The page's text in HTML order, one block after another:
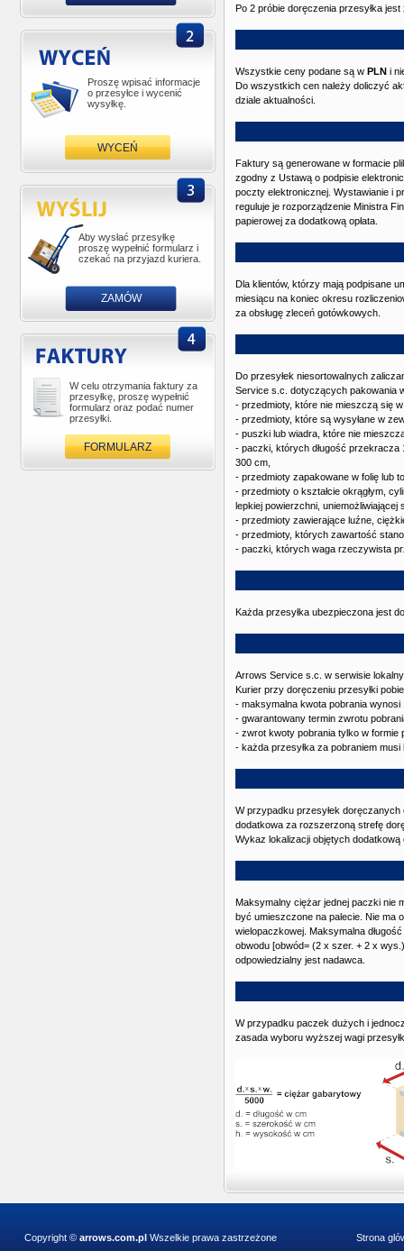
Proszę wpisać informacje
o przesyłce i wycenić
wysyłkę.
WYCEŃ
Aby wysłać przesyłkę
proszę wypełnić formularz i
czekać na przyjazd kuriera.
ZAMÓW
W celu otrzymania faktury za
przesyłkę, proszę wypełnić
formularz oraz podać numer
przesyłki.
FORMULARZ
Po 2 próbie doręczenia przesyłka
Wszystkie ceny podane są w PLN i
Do wszystkich cen należy doliczyć
dziale aktualności.
Faktury są generowane w formacie
zgodny z Ustawą o podpisie
poczty elektronicznej. Wystawianie i
reguluje je rozporządzenie Ministra
papierowej za dodatkową opłata.
Dla klientów, którzy mają podpisane
miesiącu na koniec okresu
za obsługę zleceń gotówkowych.
Do przesyłek niesortowalnych
Service s.c. dotyczących pakowania
- przedmioty, które nie mieszczą się
- przedmioty, które są wysyłane w
- puszki lub wiadra, które nie
- paczki, których długość
300 cm,
- przedmioty zapakowane w folię lub
- przedmioty o kształcie okrągłym,
lepkiej powierzchni, uniemożliwiającej
- przedmioty zawierające luźne,
- przedmioty, których zawartość
- paczki, których waga rzeczywista
Każda przesyłka ubezpieczona jest
Arrows Service s.c. w serwisie
Kurier przy doręczeniu przesyłki
- maksymalna kwota pobrania wynosi
- gwarantowany termin zwrotu
- zwrot kwoty pobrania tylko w formie
- każda przesyłka za pobraniem
W przypadku przesyłek doręczanych
dodatkowa za rozszerzoną strefę
Wykaz lokalizacji objętych dodatkową
Maksymalny ciężar jednej paczki nie
być umieszczone na palecie. Nie ma
wielopaczkowej. Maksymalna
obwodu [obwód= (2 x szer. + 2 x
odpowiedzialny jest nadawca.
W przypadku paczek dużych i
zasada wyboru wyższej wagi
Copyright © arrows.com.pl Wszelkie prawa zastrzeżone Strona